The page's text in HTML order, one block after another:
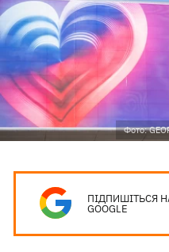
Фото:
ПІДПИШІТЬСЯ
GOOGLE